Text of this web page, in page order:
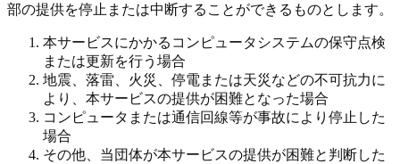
部の提供を停止または中断することができるものとします。
本サービスにかかるコンピュータシステムの保守点検
または更新を行う場合
地震、落雷、火災、停電または天災などの不可抗力に
より、本サービスの提供が困難となった場合
コンピュータまたは通信回線等が事故により停止した
場合
その他、当団体が本サービスの提供が困難と判断した